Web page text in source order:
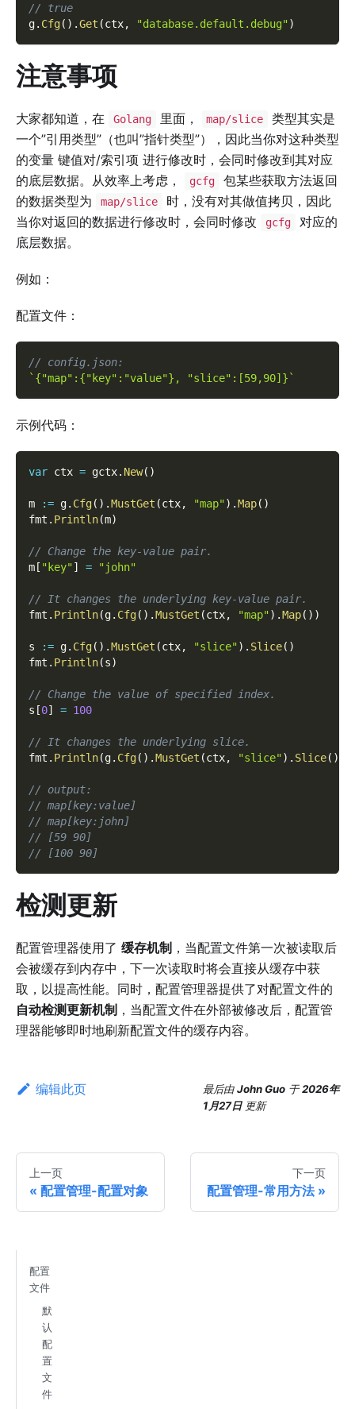
// true
g. Cfg( ) .Get (ctx, "database.default.debug")
注意事项
大家都知道，在 Golang 里面， map/slice
类型其实是
一个”引用类型”（也叫”指针类型”），因此当你对这种类型
的变量 键值对/索引项 进行修改时，会同时修改到其对应
的底层数据。从效率上考虑，
gcfg
包某些获取方法返回
的数据类型为
map/slice
时，没有对其做值拷贝，因此
当你对返回的数据进行修改时，会同时修改
gcfg
对应的
底层数据。
例如：
配置文件：
// config.json:
`{"map":{"key":"value"}, "slice":[59,90]}`
示例代码：
var ctx = gctx. New( )
m := g. Cfg( ) .MustGet (ctx, "map") .Map( )
fmt . Println(m)
// Change the key-value pair.
m [ "key"] = "john"
// It changes the underlying key-value pair.
fmt . Println(g. Cfg( ) .MustGet (ctx, "map") .Map( ) )
s := g. Cfg( ) .MustGet (ctx, "slice") . Slice( )
fmt . Println(s)
// Change the value of specified index.
s [0] = 100
// It changes the underlying slice.
fmt . Println(g. Cfg( ) .MustGet (ctx, "slice") . Slice( )
// output:
// map[key:value]
// map[key:john]
// [59 90]
// [100 90]
检测更新
配置管理器使用了 缓存机制 ，当配置文件第一次被读取后
会被缓存到内存中，下一次读取时将会直接从缓存中获
取，以提高性能。同时，配置管理器提供了对配置文件的
自动检测更新机制 ，当配置文件在外部被修改后，配置管
理器能够即时地刷新配置文件的缓存内容。
编辑此页 最后由John Guo 于2026年
1月27日 更新
上一页
配置管理-配置对象
下一页
配置管理-常用方法
配置
文件
默
认
配
置
文
件